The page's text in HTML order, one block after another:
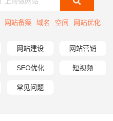
网站备案 域名 空间 网站优化
网站建设 网站营销
SEO优化 短视频
常见问题